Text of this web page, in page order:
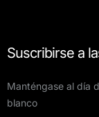
Suscribirse a
Manténgase al día
blanco